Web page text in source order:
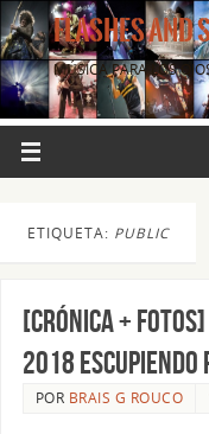
FLASHES AND
MÚSICA PARA LOS
ETIQUETA: PUBLIC
[CRÓNICA +
2018
POR BRAIS G ROUCO